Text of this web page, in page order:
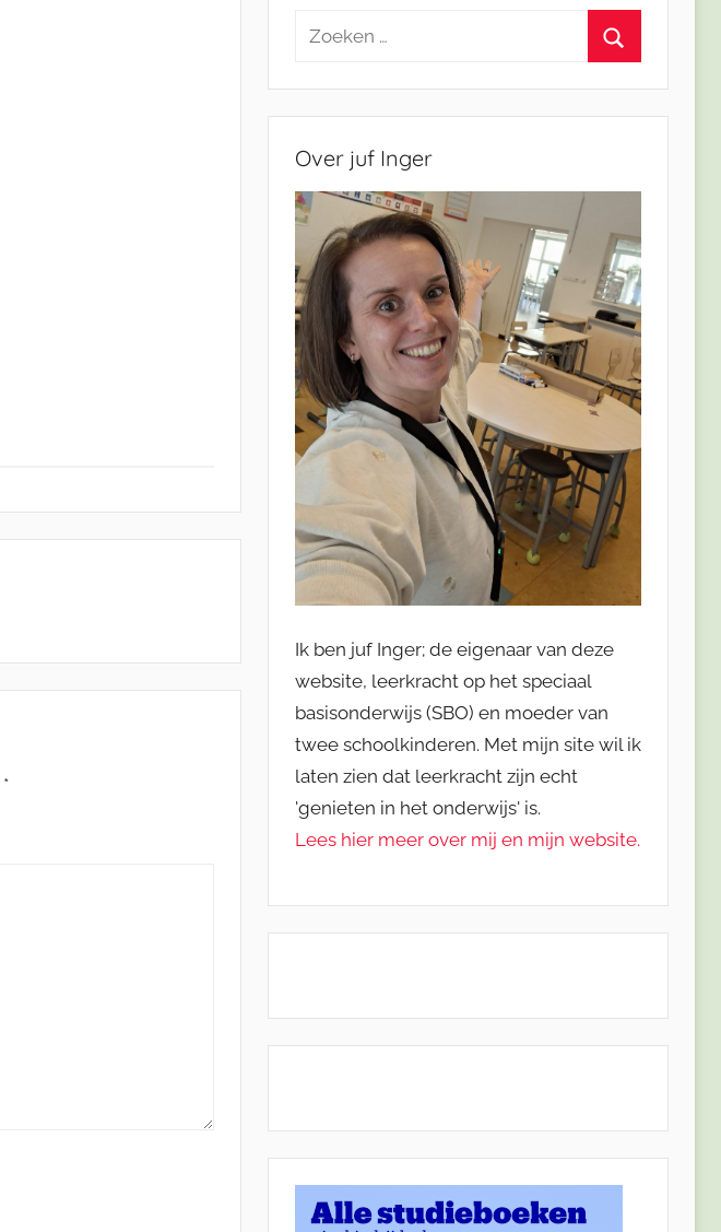
*
Zoeken
Over juf Inger
Ik ben juf Inger; de eigenaar van deze
website, leerkracht op het speciaal
basisonderwijs (SBO) en moeder van
twee schoolkinderen. Met mijn site wil ik
laten zien dat leerkracht zijn echt
'genieten in het onderwijs' is.
Lees hier meer over mij en mijn website.